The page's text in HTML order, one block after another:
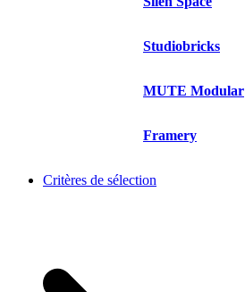
Studiobricks
MUTE Modular
Framery
Critères de sélection